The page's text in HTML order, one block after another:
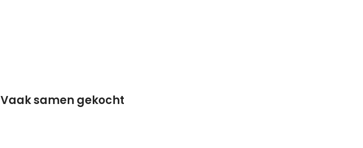
Vaak samen gekocht